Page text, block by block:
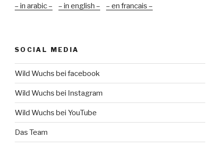
– in arabic – – in english – – en francais –
SOCIAL MEDIA
Wild Wuchs bei facebook
Wild Wuchs bei Instagram
Wild Wuchs bei YouTube
Das Team